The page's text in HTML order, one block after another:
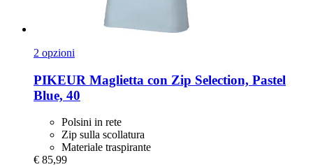
2 opzioni
PIKEUR Maglietta con Zip Selection, Pastel
Blue, 40
Polsini in rete
Zip sulla scollatura
Materiale traspirante
€ 85,99